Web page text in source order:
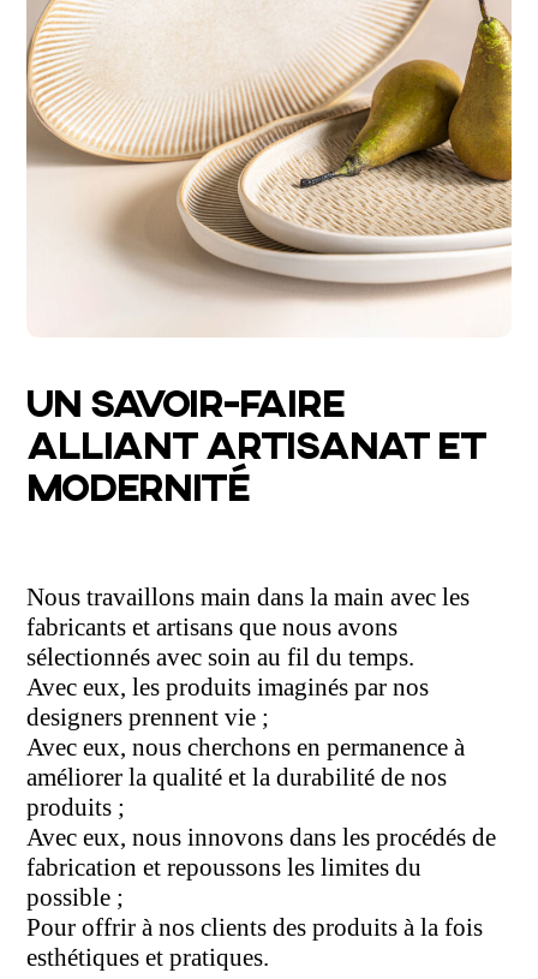
UN SAVOIR-FAIRE
ALLIANT ARTISANAT ET
MODERNITÉ
Nous travaillons main dans la main avec les
fabricants et artisans que nous avons
sélectionnés avec soin au fil du temps.
Avec eux, les produits imaginés par nos
designers prennent vie ;
Avec eux, nous cherchons en permanence à
améliorer la qualité et la durabilité de nos
produits ;
Avec eux, nous innovons dans les procédés de
fabrication et repoussons les limites du
possible ;
Pour offrir à nos clients des produits à la fois
esthétiques et pratiques.